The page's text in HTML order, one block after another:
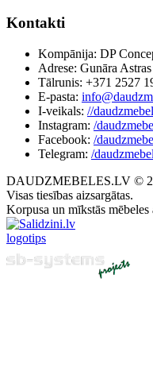
Kontakti
Kompānija: DP
Adrese: Gunāra
Tālrunis: +371 2527
E-pasta:
I-veikals: //
Instagram: /
Facebook: /
Telegram: /
DAUDZMEBELES.LV ©
Visas tiesības aizsargātas.
Korpusa un mīkstās